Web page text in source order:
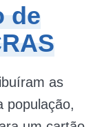
de
as
população,